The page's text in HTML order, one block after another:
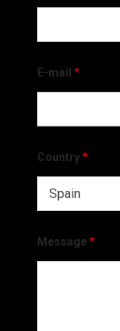
E-mail *
Country*
Message *